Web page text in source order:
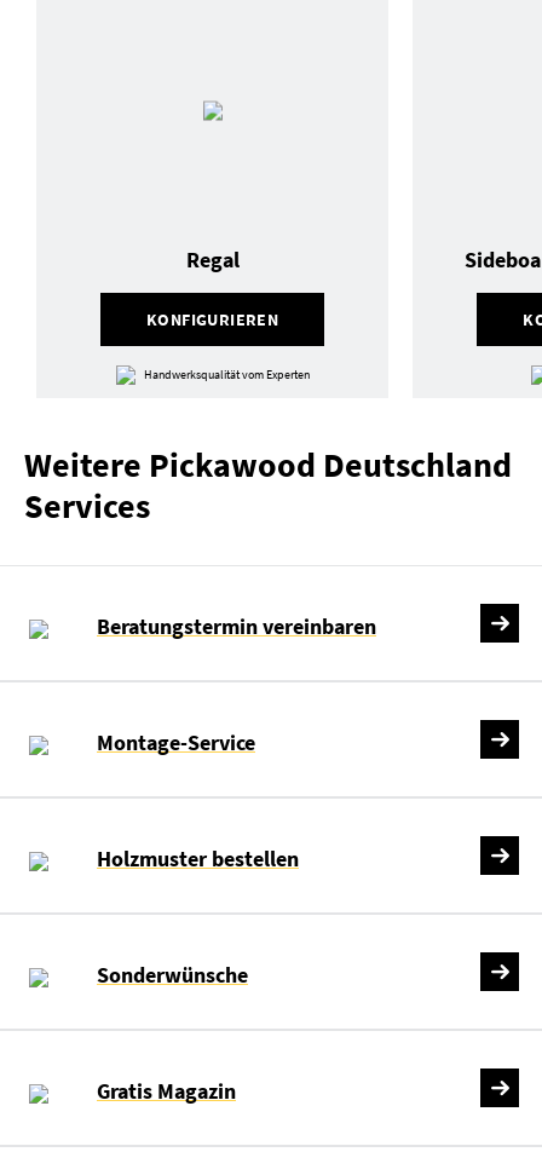
KONFIGURIEREN
Regal
Handwerksqualität vom Experten
Weitere Pickawood Deutschland
Services
Beratungstermin vereinbaren
Montage-Service
Holzmuster bestellen
Sonderwünsche
Gratis Magazin